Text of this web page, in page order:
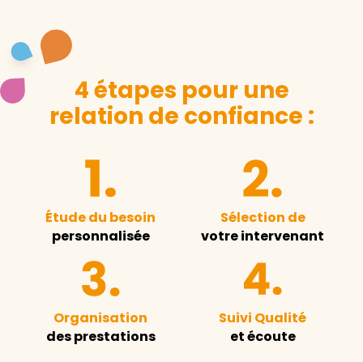
4 étapes pour une
relation de confiance :
Étude du besoin
personnalisée
Sélection de
votre intervenant
Organisation
des prestations
Suivi Qualité
et écoute